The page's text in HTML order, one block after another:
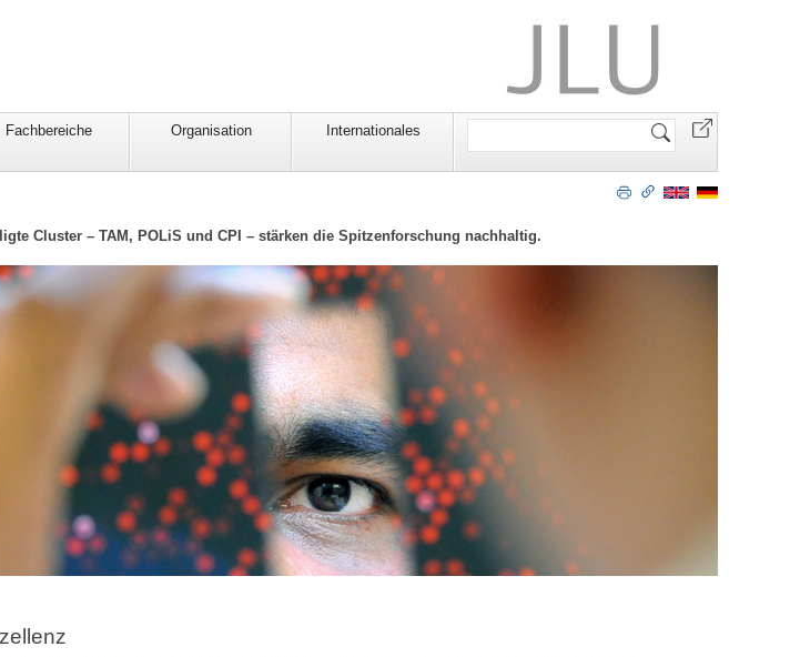
Fachbereiche Organisation Internationales
Website
Cluster – TAM, POLiS und CPI – stärken die Spitzenforschung nachhaltig.